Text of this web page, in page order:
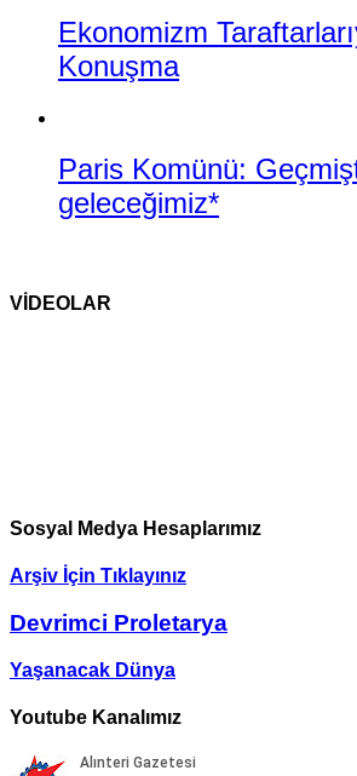
Ekonomizm
Konuşma
Paris Komünü:
geleceğimiz*
VİDEOLAR
Sosyal Medya Hesaplarımız
Arşiv İçin Tıklayınız
Devrimci Proletarya
Yaşanacak Dünya
Youtube Kanalımız